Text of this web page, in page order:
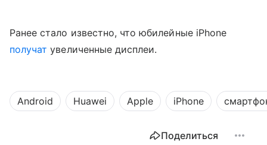
Ранее стало известно, что юбилейные iPhone
получат увеличенные дисплеи.
Android Huawei Apple iPhone
Поделиться